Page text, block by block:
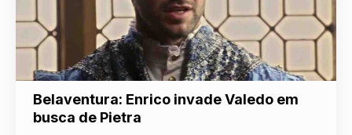
Belaventura: Enrico invade Valedo em
busca de Pietra